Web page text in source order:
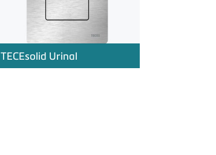
TECEsolid Urinal